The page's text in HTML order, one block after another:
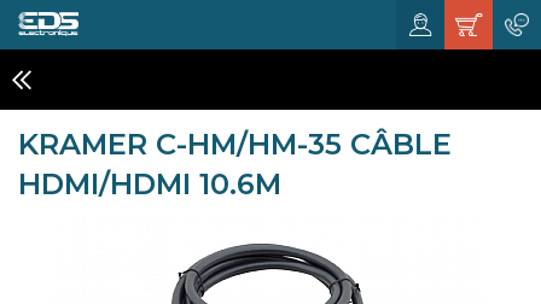
KRAMER C-HM/HM-35 CÂBLE
HDMI/HDMI 10.6M